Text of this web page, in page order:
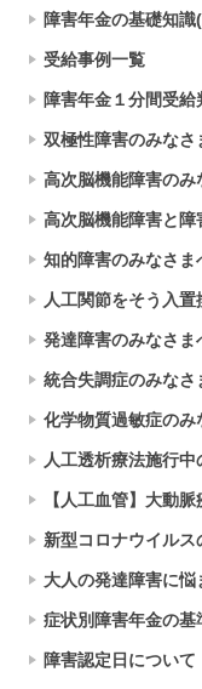
障害年金の基礎知識
受給事例一覧
障害年金１分間受給
双極性障害のみなさ
高次脳機能障害のみ
高次脳機能障害と
知的障害のみなさま
人工関節をそう入
発達障害のみなさま
統合失調症のみなさ
化学物質過敏症のみ
人工透析療法施行
【人工血管】大動
新型コロナウイル
大人の発達障害に
症状別障害年金の基
障害認定日について